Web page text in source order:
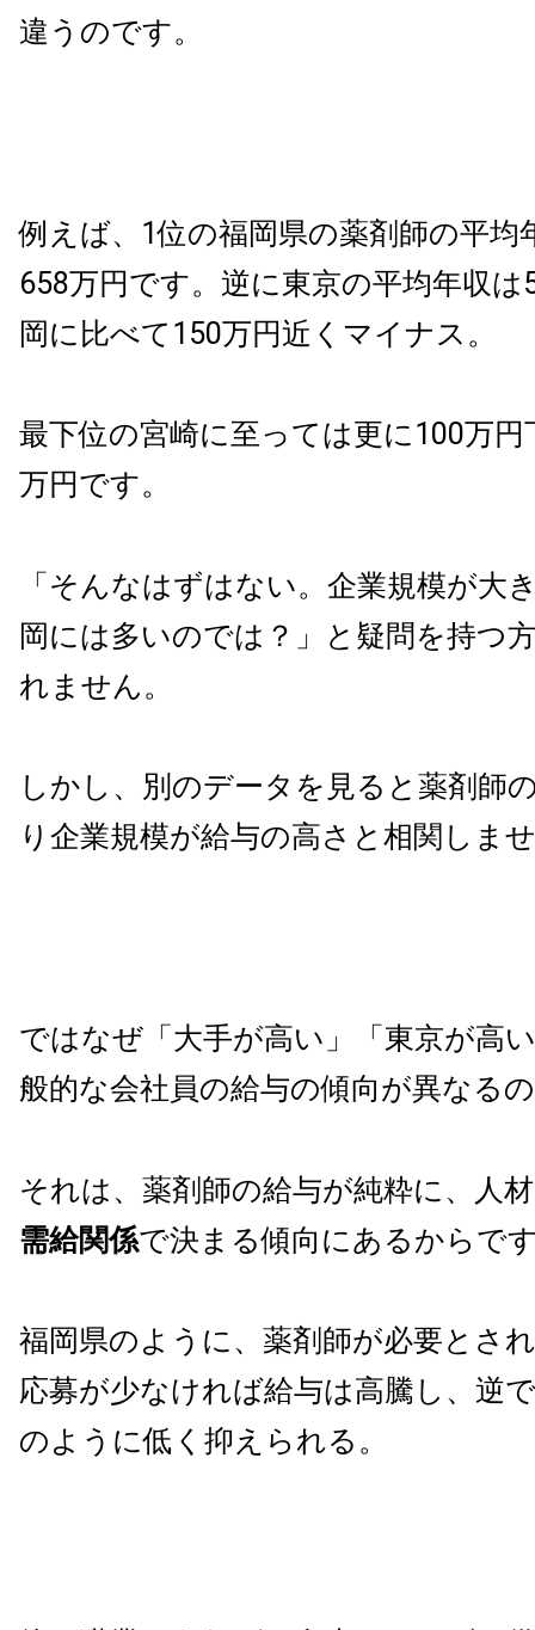
違うのです。
例えば、1位の福岡県の薬剤師の平均
658万円です。逆に東京の平均年収は
岡に比べて150万円近くマイナス。
最下位の宮崎に至っては更に100万
万円です。
「そんなはずはない。企業規模が大
岡には多いのでは？」と疑問を持つ
れません。
しかし、別のデータを見ると薬剤師
り企業規模が給与の高さと相関しま
ではなぜ「大手が高い」「東京が高
般的な会社員の給与の傾向が異なる
それは、薬剤師の給与が純粋に、人
需給関係で決まる傾向にあるからで
福岡県のように、薬剤師が必要とさ
応募が少なければ給与は高騰し、逆
のように低く抑えられる。